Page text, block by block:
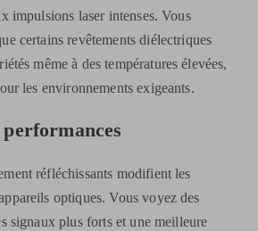
impulsions laser intenses. Vous
certains revêtements diélectriques
même à des températures élevées,
les environnements exigeants.
réfléchissants modifient les
optiques. Vous voyez des
signaux plus forts et une meilleure